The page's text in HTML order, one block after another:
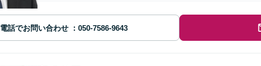
電話でお問い合わせ